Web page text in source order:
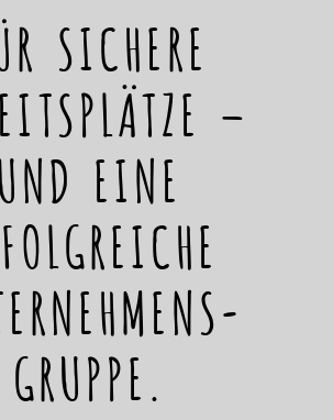
SICHERE
–
EINE
GRUPPE.